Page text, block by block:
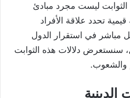
الثوابت ليست مجرد مبادئ
تحدد علاقة الأفراد
مباشر في استقرار الدول
سنستعرض دلالات هذه الثوابت
والشعوب.
الدينية